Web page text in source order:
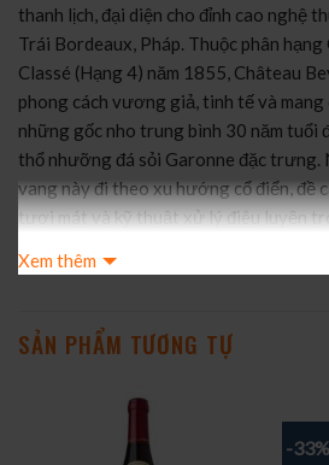
thanh lịch, đại diện cho đỉnh cao nghệ
Trái Bordeaux, Pháp. Thuộc phân
Classé (Hạng 4) năm 1855, Château
phong cách vương giả, tinh tế và mang
những gốc nho trung bình 30 năm
thổ nhưỡng đá sỏi Garonne đặc trưng.
vang này đi theo xu hướng cổ điển, đề
tươi mát và kỹ thuật xử lý điêu luyện
Vùng: Saint-Julien, Médoc, Bordeaux,
Giống nho: 57% Cabernet Sauvignon,
Verdot, 2% Cabernet Franc
Ủ rượu: Gần 18 tháng trong thùng gỗ
Xem thêm
SẢN PHẨM TƯƠNG TỰ
-33%